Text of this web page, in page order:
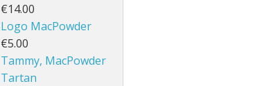
€14.00
Logo MacPowder
€5.00
Tammy, MacPowder
Tartan